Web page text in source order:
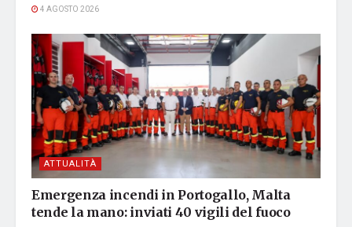
4 AGOSTO 2026
ATTUALITÀ
Emergenza incendi in Portogallo, Malta
tende la mano: inviati 40 vigili del fuoco